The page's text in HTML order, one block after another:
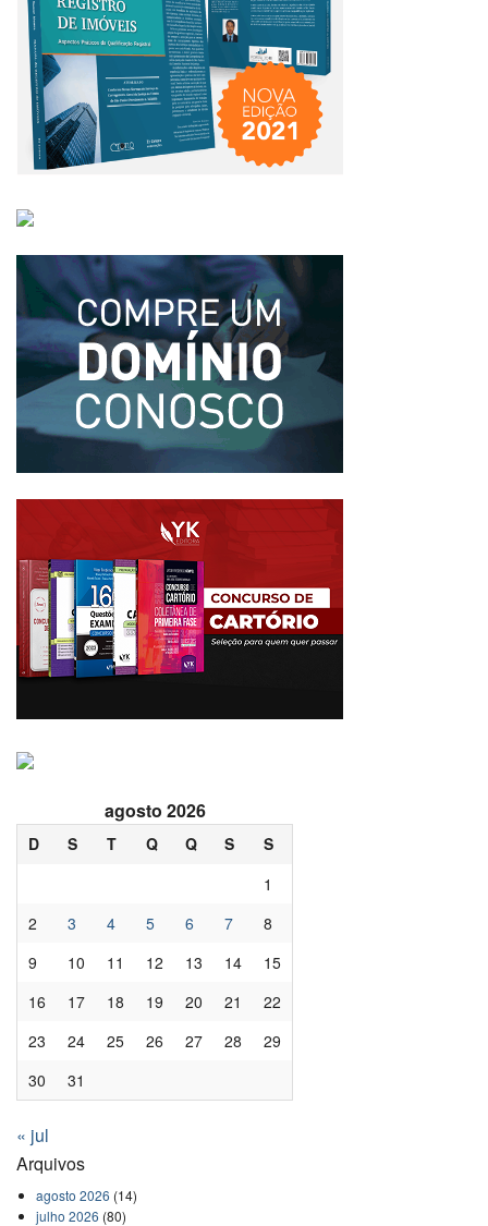
agosto 2026
D S T Q Q S
S
1
2
3 4 5 6 7
8
9
10 11 12 13 14
15
16
17 18 19 20 21
22
23
24 25 26 27 28
29
30
31
« jul
Arquivos
agosto 2026 (14)
julho 2026 (80)